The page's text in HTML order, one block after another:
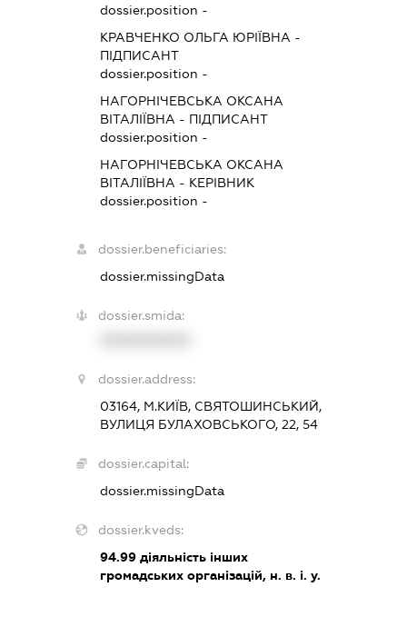
dossier.position -
КРАВЧЕНКО ОЛЬГА ЮРІЇВНА -
ПІДПИСАНТ
dossier.position -
НАГОРНІЧЕВСЬКА ОКСАНА
ВІТАЛІЇВНА - ПІДПИСАНТ
dossier.position -
НАГОРНІЧЕВСЬКА ОКСАНА
ВІТАЛІЇВНА - КЕРІВНИК
dossier.position -
dossier.beneficiaries:
dossier.missingData
dossier.smida:
dossier.address:
03164, М.КИЇВ, СВЯТОШИНСЬКИЙ,
ВУЛИЦЯ БУЛАХОВСЬКОГО, 22, 54
dossier.capital:
dossier.missingData
dossier.kveds:
94.99 діяльність інших
громадських організацій, н. в. і. у.